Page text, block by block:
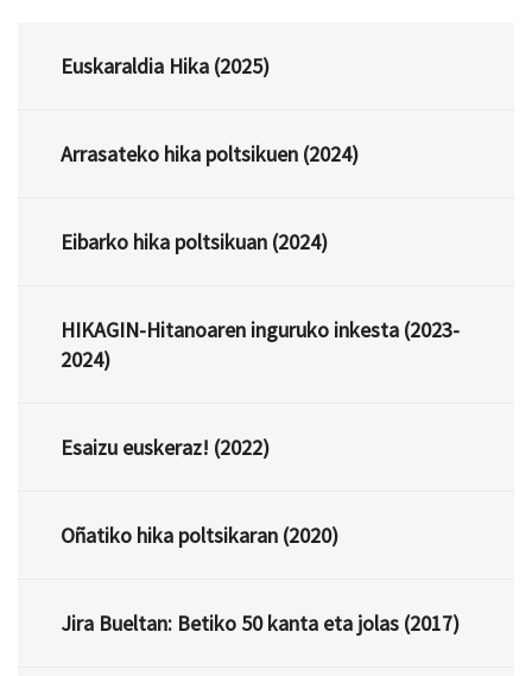
Euskaraldia Hika (2025)
Arrasateko hika poltsikuen (2024)
Eibarko hika poltsikuan (2024)
HIKAGIN-Hitanoaren inguruko inkesta (2023-
2024)
Esaizu euskeraz! (2022)
Oñatiko hika poltsikaran (2020)
Jira Bueltan: Betiko 50 kanta eta jolas (2017)